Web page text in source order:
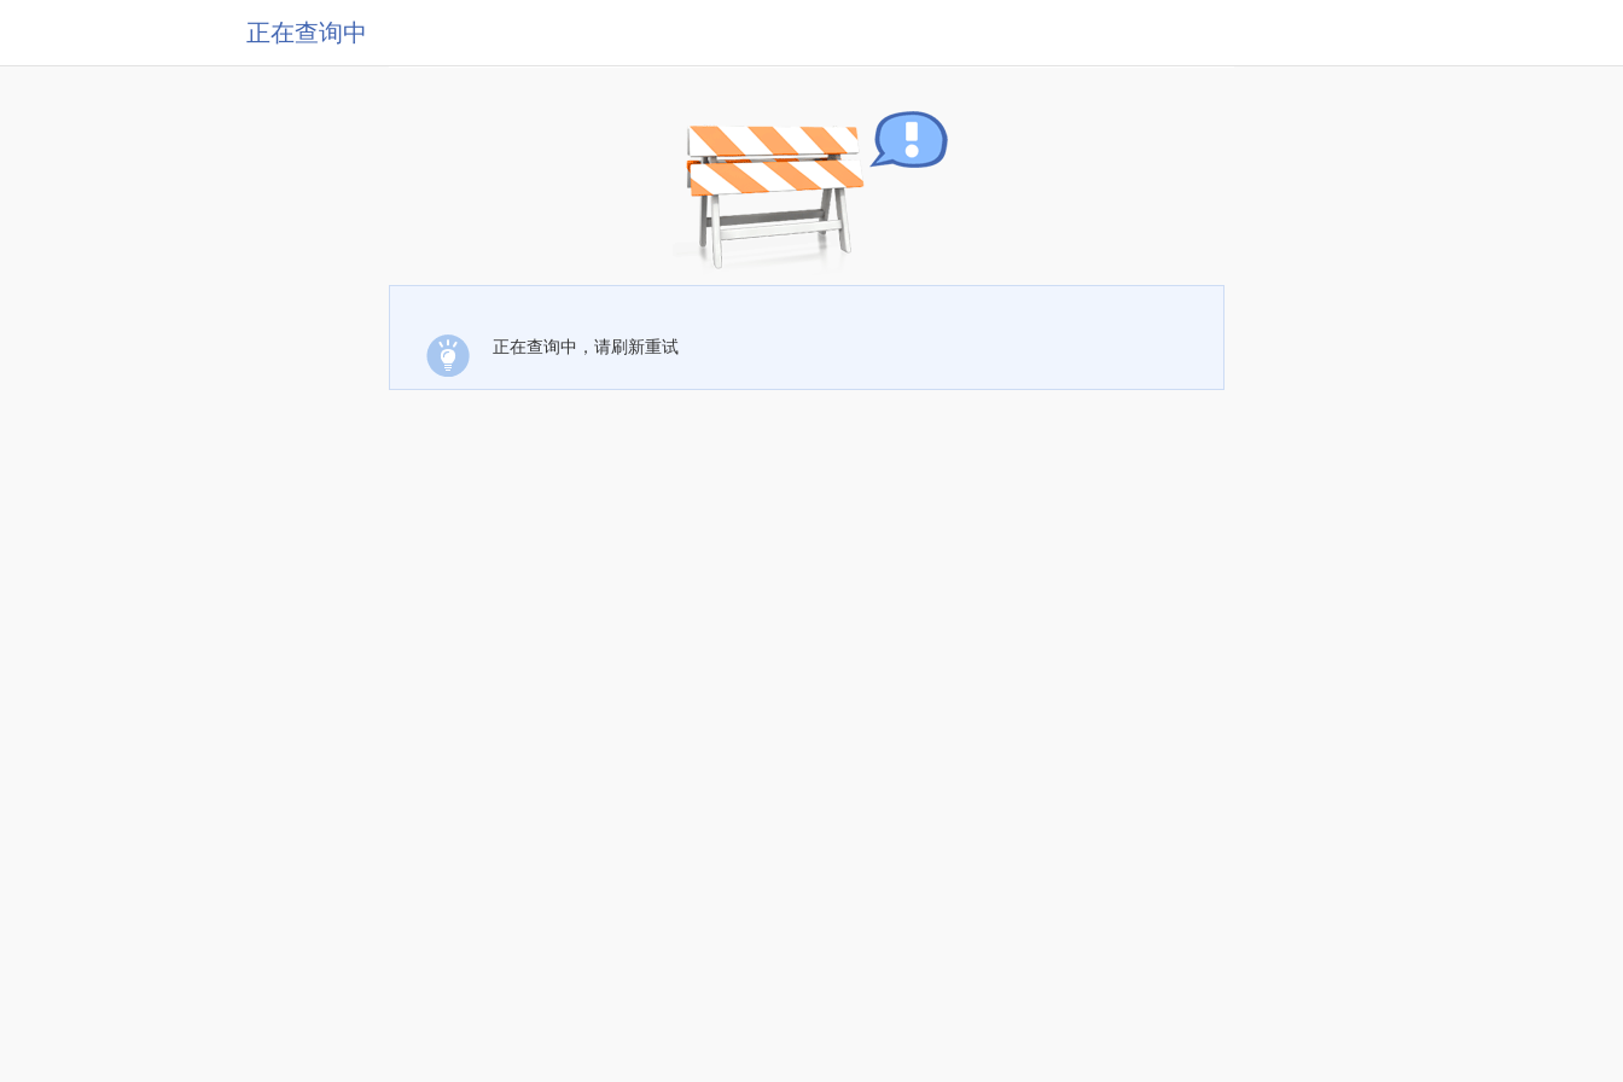
正在查询中
正在查询中，请刷新重试